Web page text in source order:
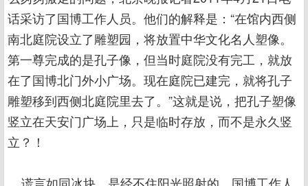
话采访了国博工作人员。他们的解释是：“在馆内西侧
南北庭院设立了雕塑园，将放置中华文化名人塑像。
第一尊完成的是孔子像，但当时庭院没有完工，就放
在了国博北门外小广场。现在庭院已建完，就将孔子
雕塑移到西侧北庭院里去了。”这就是说，把孔子塑像
竖立在天安门广场上，只是临时存放，而不是永久竖
立？！